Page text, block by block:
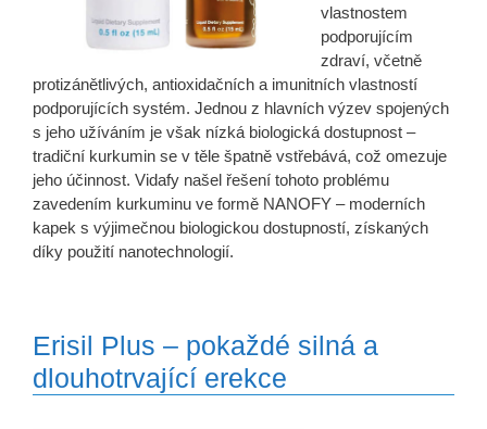
vlastnostem
podporujícím
zdraví, včetně
protizánětlivých, antioxidačních a imunitních vlastností
podporujících systém. Jednou z hlavních výzev spojených
s jeho užíváním je však nízká biologická dostupnost –
tradiční kurkumin se v těle špatně vstřebává, což omezuje
jeho účinnost. Vidafy našel řešení tohoto problému
zavedením kurkuminu ve formě NANOFY – moderních
kapek s výjimečnou biologickou dostupností, získaných
díky použití nanotechnologií.
Erisil Plus – pokaždé silná a
dlouhotrvající erekce